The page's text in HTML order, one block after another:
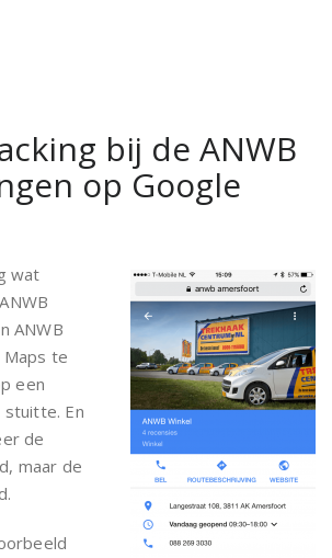
bij de ANWB
op Google
wat
ANWB
te
een
En
de
maar de